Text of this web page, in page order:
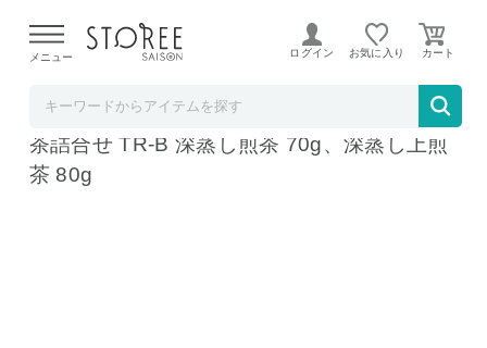
よる配送遅延が発生しております。
メニュー ログイン お気に入り
契約茶園謹製 老舗のこだわり 深蒸緑茶 匠の
茶詰合せ TR-B 深蒸し煎茶 70g、深蒸し上煎
茶 80g